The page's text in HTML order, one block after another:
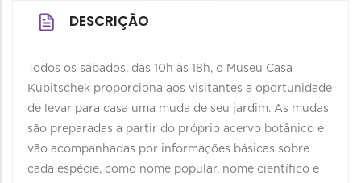
DESCRIÇÃO
Todos os sábados, das 10h às 18h, o Museu Casa
Kubitschek proporciona aos visitantes a oportunidade
de levar para casa uma muda de seu jardim. As mudas
são preparadas a partir do próprio acervo botânico e
vão acompanhadas por informações básicas sobre
cada espécie, como nome popular, nome científico e